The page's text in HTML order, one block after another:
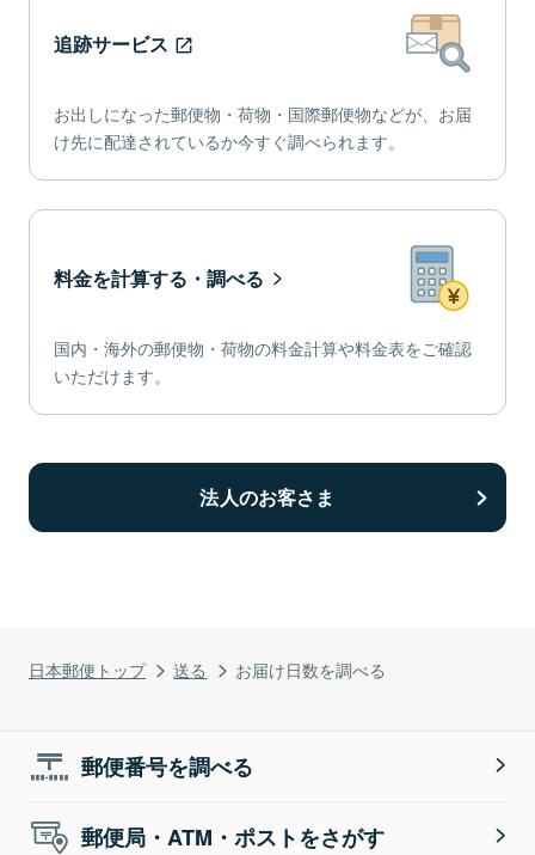
日本郵便トップ 送る お届け日数を調べる
追跡サービス
お出しになった郵便物・荷物・国際郵便物などが、お届
け先に配達されているか今すぐ調べられます。
料金を計算する・調べる
国内・海外の郵便物・荷物の料金計算や料金表をご確認
いただけます。
法人のお客さま
郵便番号を調べる
郵便局・ATM・ポストをさがす